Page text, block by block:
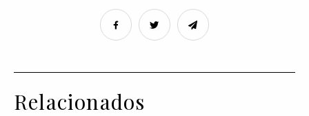
Relacionados